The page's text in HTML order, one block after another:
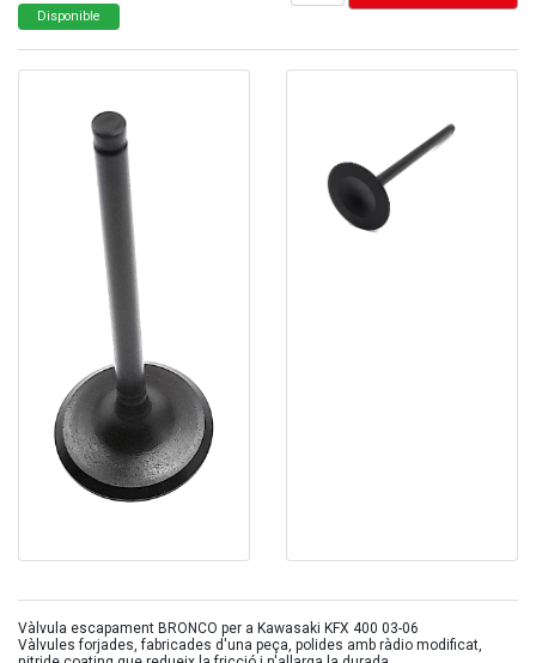
Disponible
Vàlvula escapament BRONCO per a Kawasaki KFX 400 03-06
Vàlvules forjades, fabricades d'una peça, polides amb ràdio modificat,